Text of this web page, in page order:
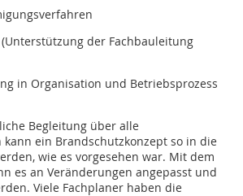
der Fachbauleitung
in Organisation und Betriebsprozess
Begleitung über alle
kann ein Brandschutzkonzept so in die
wie es vorgesehen war. Mit dem
es an Veränderungen angepasst und
Viele Fachplaner haben die